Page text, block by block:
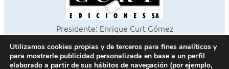
Presidente: Enrique Curt Gómez
©2026 Revista Cocinas y Baños
Todos los derechos reservados
Utilizamos cookies propias y de terceros para fines analíticos y
para mostrarle publicidad personalizada en base a un perfil
elaborado a partir de sus hábitos de navegación (por ejemplo,